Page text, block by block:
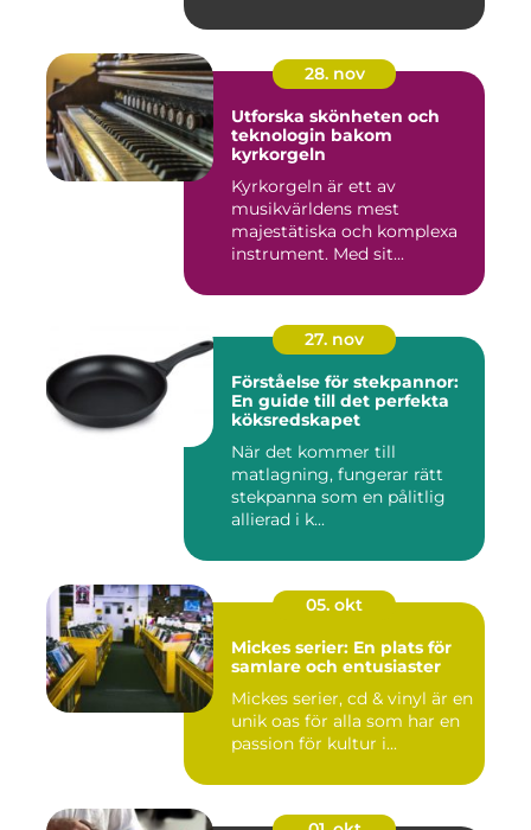
28. nov
Utforska skönheten och
teknologin bakom
kyrkorgeln
Kyrkorgeln är ett av
musikvärldens mest
majestätiska och komplexa
instrument. Med sit...
27. nov
Förståelse för stekpannor:
En guide till det perfekta
köksredskapet
När det kommer till
matlagning, fungerar rätt
stekpanna som en pålitlig
allierad i k...
05. okt
Mickes serier: En plats för
samlare och entusiaster
Mickes serier, cd & vinyl är en
unik oas för alla som har en
passion för kultur i...